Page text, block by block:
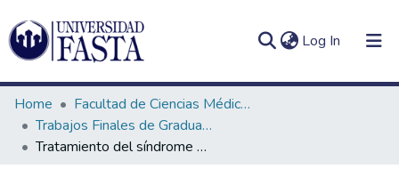
Log In (current)
Home
Facultad de Ciencias Médicas
Trabajos Finales de Graduación de Licenciatura en Kinesiología
Tratamiento del síndrome doloroso regional complejo como consecuencia de una fractura de colles